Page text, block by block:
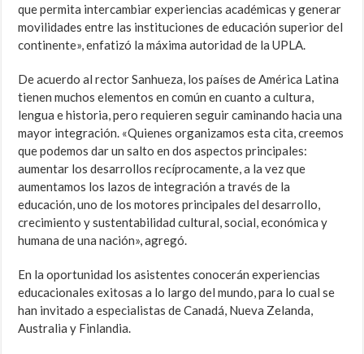
que permita intercambiar experiencias académicas y generar
movilidades entre las instituciones de educación superior del
continente», enfatizó la máxima autoridad de la UPLA.
De acuerdo al rector Sanhueza, los países de América Latina
tienen muchos elementos en común en cuanto a cultura,
lengua e historia, pero requieren seguir caminando hacia una
mayor integración. «Quienes organizamos esta cita, creemos
que podemos dar un salto en dos aspectos principales:
aumentar los desarrollos recíprocamente, a la vez que
aumentamos los lazos de integración a través de la
educación, uno de los motores principales del desarrollo,
crecimiento y sustentabilidad cultural, social, económica y
humana de una nación», agregó.
En la oportunidad los asistentes conocerán experiencias
educacionales exitosas a lo largo del mundo, para lo cual se
han invitado a especialistas de Canadá, Nueva Zelanda,
Australia y Finlandia.